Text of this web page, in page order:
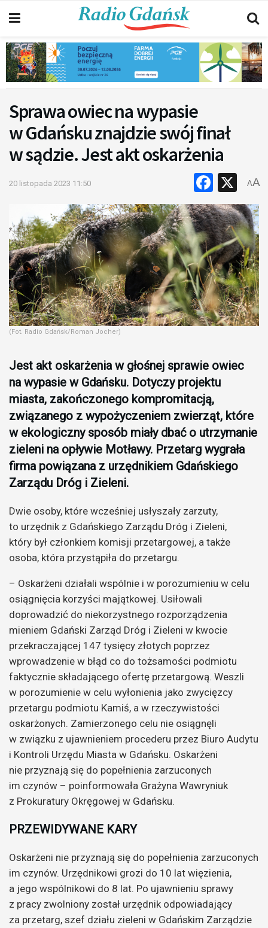
Sprawa owiec na wypasie
w Gdańsku znajdzie swój finał
w sądzie. Jest akt oskarżenia
20 listopada 2023 11:50 X
AA
(Fot. Radio Gdańsk/Roman Jocher)
Jest akt oskarżenia w głośnej sprawie owiec
na wypasie w Gdańsku. Dotyczy projektu
miasta, zakończonego kompromitacją,
związanego z wypożyczeniem zwierząt, które
w ekologiczny sposób miały dbać o utrzymanie
zieleni na opływie Motławy. Przetarg wygrała
firma powiązana z urzędnikiem Gdańskiego
Zarządu Dróg i Zieleni.
Dwie osoby, które wcześniej usłyszały zarzuty,
to urzędnik z Gdańskiego Zarządu Dróg i Zieleni,
który był członkiem komisji przetargowej, a także
osoba, która przystąpiła do przetargu.
– Oskarżeni działali wspólnie i w porozumieniu w celu
osiągnięcia korzyści majątkowej. Usiłowali
doprowadzić do niekorzystnego rozporządzenia
mieniem Gdański Zarząd Dróg i Zieleni w kwocie
przekraczającej 147 tysięcy złotych poprzez
wprowadzenie w błąd co do tożsamości podmiotu
faktycznie składającego ofertę przetargową. Weszli
w porozumienie w celu wyłonienia jako zwycięzcy
przetargu podmiotu Kamiś, a w rzeczywistości
oskarżonych. Zamierzonego celu nie osiągnęli
w związku z ujawnieniem procederu przez Biuro Audytu
i Kontroli Urzędu Miasta w Gdańsku. Oskarżeni
nie przyznają się do popełnienia zarzuconych
im czynów – poinformowała Grażyna Wawryniuk
z Prokuratury Okręgowej w Gdańsku.
PRZEWIDYWANE KARY
Oskarżeni nie przyznają się do popełnienia zarzuconych
im czynów. Urzędnikowi grozi do 10 lat więzienia,
a jego wspólnikowi do 8 lat. Po ujawnieniu sprawy
z pracy zwolniony został urzędnik odpowiadający
za przetarg, szef działu zieleni w Gdańskim Zarządzie